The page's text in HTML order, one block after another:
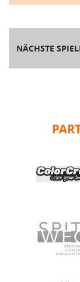
NÄCHSTE